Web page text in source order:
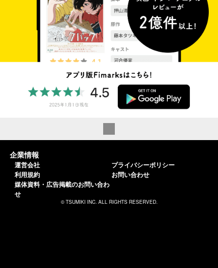
企業情報
運営会社
利用規約
媒体資料・広告掲載のお問い合わ
せ
プライバシーポリシー
お問い合わせ
© TSUMIKI INC. ALL RIGHTS RESERVED.